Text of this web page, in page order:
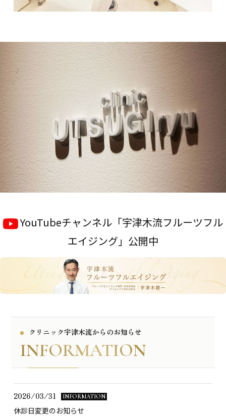
YouTubeチャンネル「宇津木流フルーツフル
エイジング」公開中
クリニック宇津木流からのお知らせ
INFORMATION
INFORMATION
2026/03/31
休診日変更のお知らせ